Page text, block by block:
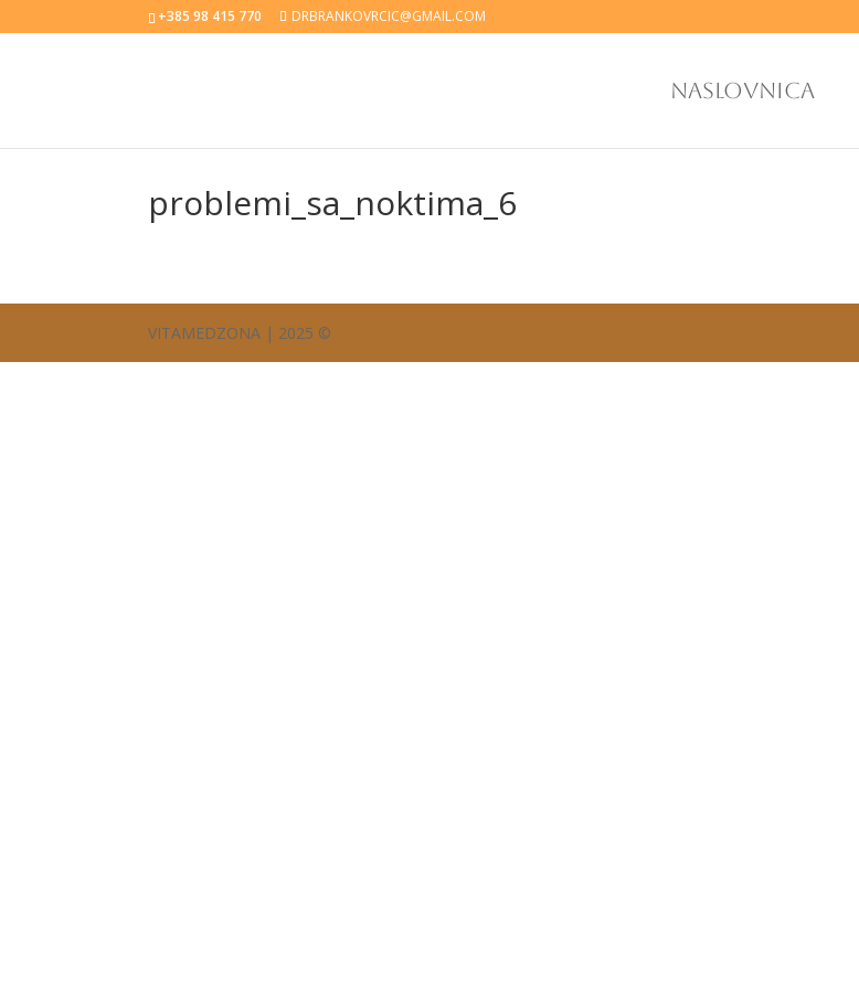
+385 98 415 770 DRBRANKOVRCIC@GMAIL.COM
NASLOVNICA
problemi_sa_noktima_6
VITAMEDZONA | 2025 ©